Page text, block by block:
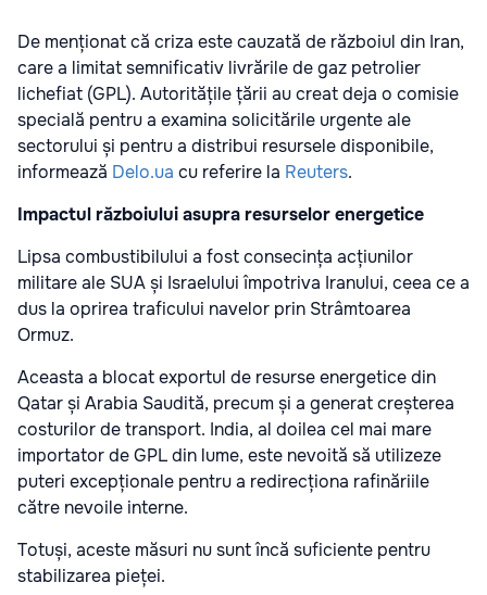
De menționat că criza este cauzată de războiul din Iran,
care a limitat semnificativ livrările de gaz petrolier
lichefiat (GPL). Autoritățile țării au creat deja o comisie
specială pentru a examina solicitările urgente ale
sectorului și pentru a distribui resursele disponibile,
informează Delo.ua cu referire la Reuters.
Impactul războiului asupra resurselor energetice
Lipsa combustibilului a fost consecința acțiunilor
militare ale SUA și Israelului împotriva Iranului, ceea ce a
dus la oprirea traficului navelor prin Strâmtoarea
Ormuz.
Aceasta a blocat exportul de resurse energetice din
Qatar și Arabia Saudită, precum și a generat creșterea
costurilor de transport. India, al doilea cel mai mare
importator de GPL din lume, este nevoită să utilizeze
puteri excepționale pentru a redirecționa rafinăriile
către nevoile interne.
Totuși, aceste măsuri nu sunt încă suficiente pentru
stabilizarea pieței.